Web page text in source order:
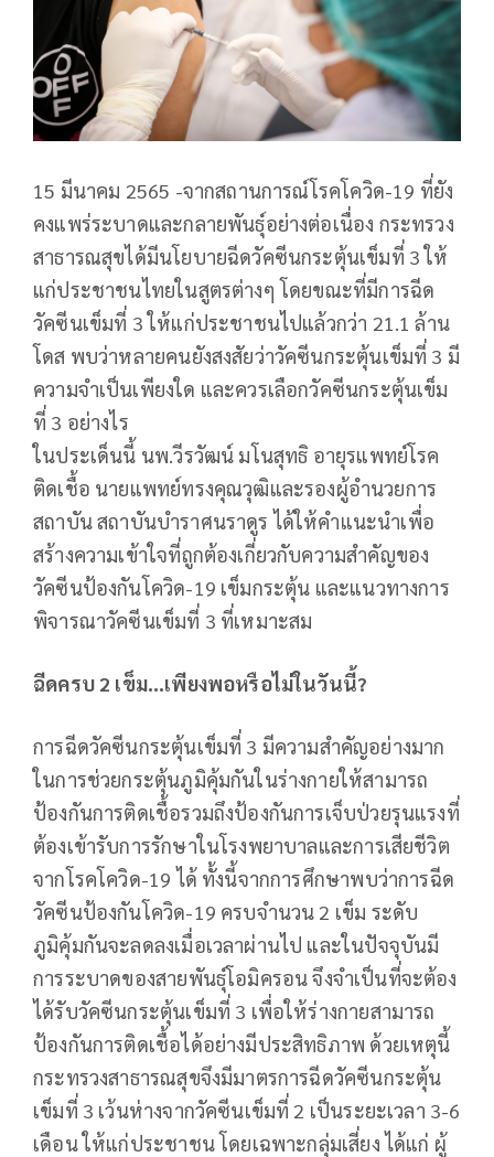
15 มีนาคม 2565 -จากสถานการณ์โรคโควิด-19 ที่ยัง
คงแพร่ระบาดและกลายพันธุ์อย่างต่อเนื่อง กระทรวง
สาธารณสุขได้มีนโยบายฉีดวัคซีนกระตุ้นเข็มที่ 3 ให้
แก่ประชาชนไทยในสูตรต่างๆ โดยขณะที่มีการฉีด
วัคซีนเข็มที่ 3 ให้แก่ประชาชนไปแล้วกว่า 21.1 ล้าน
โดส พบว่าหลายคนยังสงสัยว่าวัคซีนกระตุ้นเข็มที่ 3 มี
ความจำเป็นเพียงใด และควรเลือกวัคซีนกระตุ้นเข็ม
ที่ 3 อย่างไร
ในประเด็นนี้ นพ.วีรวัฒน์ มโนสุทธิ อายุรแพทย์โรค
ติดเชื้อ นายแพทย์ทรงคุณวุฒิและรองผู้อำนวยการ
สถาบัน สถาบันบำราศนราดูร ได้ให้คำแนะนำเพื่อ
สร้างความเข้าใจที่ถูกต้องเกี่ยวกับความสำคัญของ
วัคซีนป้องกันโควิด-19 เข็มกระตุ้น และแนวทางการ
พิจารณาวัคซีนเข็มที่ 3 ที่เหมาะสม
ฉีดครบ 2 เข็ม…เพียงพอหรือไม่ในวันนี้?
การฉีดวัคซีนกระตุ้นเข็มที่ 3 มีความสำคัญอย่างมาก
ในการช่วยกระตุ้นภูมิคุ้มกันในร่างกายให้สามารถ
ป้องกันการติดเชื้อรวมถึงป้องกันการเจ็บป่วยรุนแรงที่
ต้องเข้ารับการรักษาในโรงพยาบาลและการเสียชีวิต
จากโรคโควิด-19 ได้ ทั้งนี้จากการศึกษาพบว่าการฉีด
วัคซีนป้องกันโควิด-19 ครบจำนวน 2 เข็ม ระดับ
ภูมิคุ้มกันจะลดลงเมื่อเวลาผ่านไป และในปัจจุบันมี
การระบาดของสายพันธุ์โอมิครอน จึงจำเป็นที่จะต้อง
ได้รับวัคซีนกระตุ้นเข็มที่ 3 เพื่อให้ร่างกายสามารถ
ป้องกันการติดเชื้อได้อย่างมีประสิทธิภาพ ด้วยเหตุนี้
กระทรวงสาธารณสุขจึงมีมาตรการฉีดวัคซีนกระตุ้น
เข็มที่ 3 เว้นห่างจากวัคซีนเข็มที่ 2 เป็นระยะเวลา 3-6
เดือน ให้แก่ประชาชน โดยเฉพาะกลุ่มเสี่ยง ได้แก่ ผู้